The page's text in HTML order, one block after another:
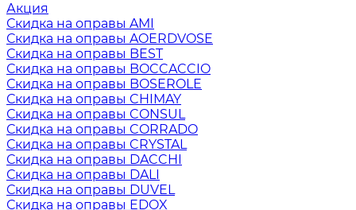
Акция
Скидка на оправы AMI
Скидка на оправы AOERDVOSE
Скидка на оправы BEST
Скидка на оправы BOCCACCIO
Скидка на оправы BOSEROLE
Скидка на оправы CHIMAY
Скидка на оправы CONSUL
Скидка на оправы CORRADO
Скидка на оправы CRYSTAL
Скидка на оправы DACCHI
Скидка на оправы DALI
Скидка на оправы DUVEL
Скидка на оправы EDOX